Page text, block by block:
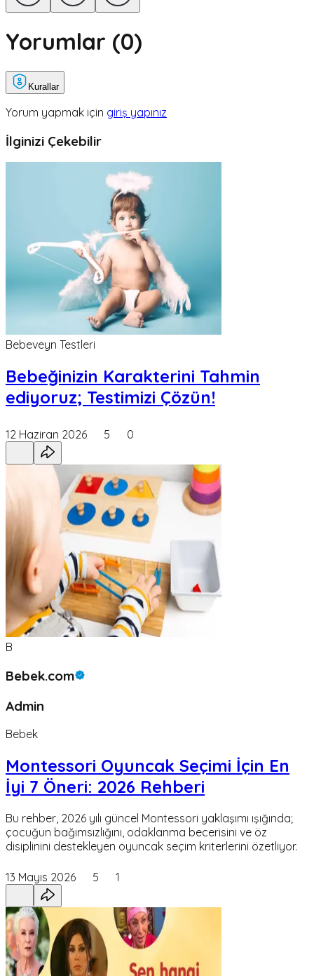
Yorumlar (0)
Kurallar
Yorum yapmak için giriş yapınız
İlginizi Çekebilir
Bebeveyn Testleri
Bebeğinizin Karakterini Tahmin
ediyoruz; Testimizi Çözün!
12 Haziran 2026 5 0
B
Bebek.com
Admin
Bebek
Montessori Oyuncak Seçimi İçin En
İyi 7 Öneri: 2026 Rehberi
Bu rehber, 2026 yılı güncel Montessori yaklaşımı ışığında;
çocuğun bağımsızlığını, odaklanma becerisini ve öz
disiplinini destekleyen oyuncak seçim kriterlerini özetliyor.
13 Mayıs 2026 5 1